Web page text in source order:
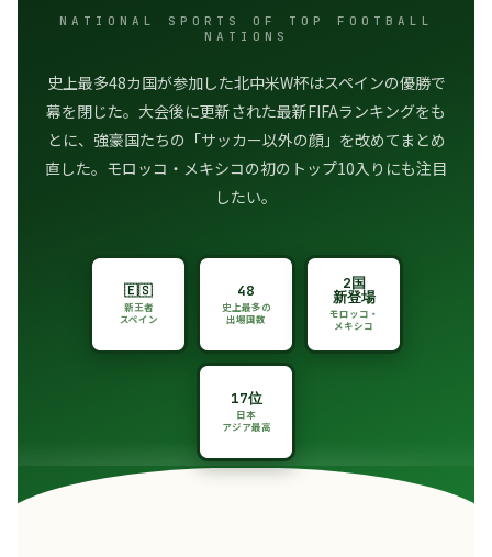
NATIONAL SPORTS OF TOP FOOTBALL
NATIONS
史上最多48カ国が参加した北中米W杯はスペインの優勝で
幕を閉じた。大会後に更新された最新FIFAランキングをも
とに、強豪国たちの「サッカー以外の顔」を改めてまとめ
直した。モロッコ・メキシコの初のトップ10入りにも注目
したい。
🇪🇸
新王者
スペイン
48
史上最多の
出場国数
2国
新登場
モロッコ・
メキシコ
17位
日本
アジア最高